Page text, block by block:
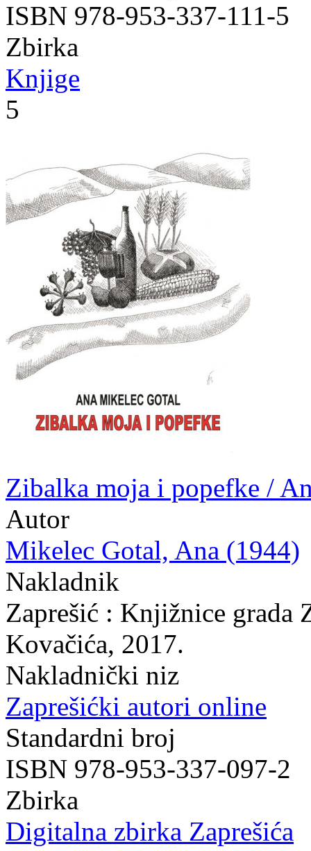
ISBN 978-953-337-111-5
Zbirka
Knjige
5
Zibalka moja i popefke /
Autor
Mikelec Gotal, Ana (1944)
Nakladnik
Zaprešić : Knjižnice grada
Kovačića, 2017.
Nakladnički niz
Zaprešićki autori online
Standardni broj
ISBN 978-953-337-097-2
Zbirka
Digitalna zbirka Zaprešića